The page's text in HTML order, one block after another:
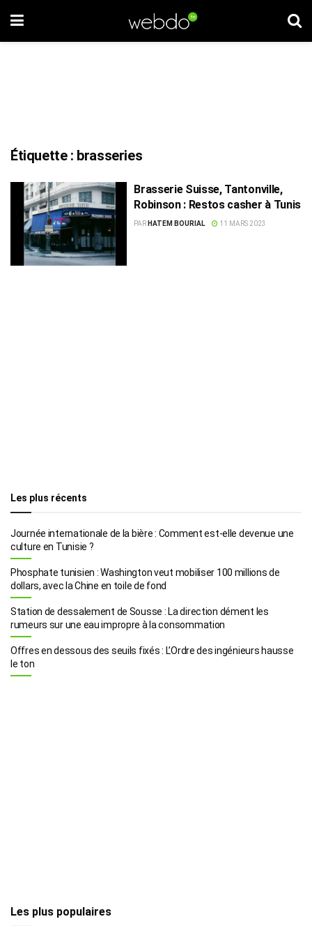
Étiquette : brasseries
Brasserie Suisse, Tantonville,
Robinson : Restos casher à Tunis
PAR HATEM BOURIAL 11 MARS 2023
Les plus récents
Journée internationale de la bière : Comment est-elle devenue une
culture en Tunisie ?
Phosphate tunisien : Washington veut mobiliser 100 millions de
dollars, avec la Chine en toile de fond
Station de dessalement de Sousse : La direction dément les
rumeurs sur une eau impropre à la consommation
Offres en dessous des seuils fixés : L’Ordre des ingénieurs hausse
le ton
Les plus populaires